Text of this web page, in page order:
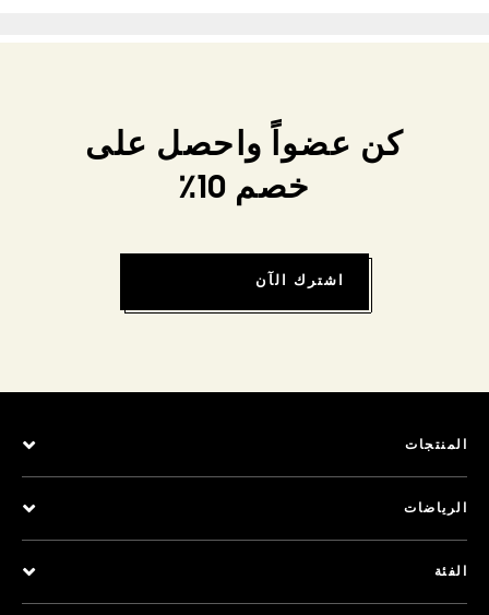
كن عضواً واحصل على
خصم 10٪
اشترك الآن
المنتجات
الرياضات
الفئة